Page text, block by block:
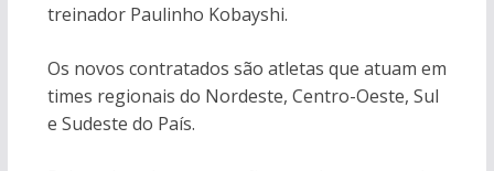
treinador Paulinho Kobayshi.
Os novos contratados são atletas que atuam em
times regionais do Nordeste, Centro-Oeste, Sul
e Sudeste do País.